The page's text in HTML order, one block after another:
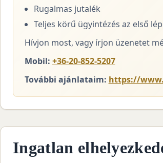
Rugalmas jutalék
Teljes körű ügyintézés az első
Hívjon most, vagy írjon üzenetet
Mobil: +36-20-852-5207
További ajánlataim: https://
Ingatlan